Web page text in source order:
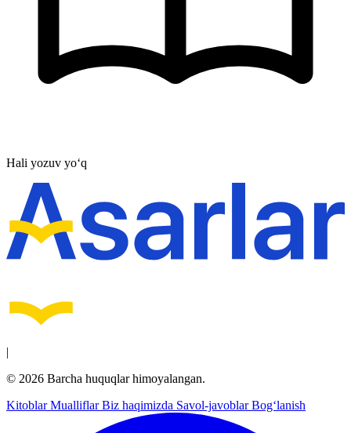
Hali yozuv yo‘q
|
© 2026 Barcha huquqlar himoyalangan.
KitoblarMualliflarBiz haqimizda Savol-javoblarBog‘lanish